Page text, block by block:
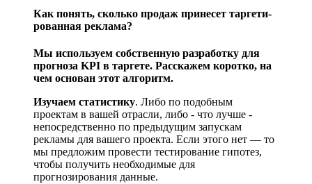
Как понять, сколь­ко про­даж при­не­сет тар­ге­ти­
ро­ван­ная реклама?
Мы используем собственную разработку для
прогноза KPI в таргете. Расскажем коротко, на
чем основан этот алгоритм.
Изучаем статистику. Либо по подобным
проектам в вашей отрасли, либо - что лучше -
непосредственно по предыдущим запускам
рекламы для вашего проекта. Если этого нет — то
мы предложим провести тестирование гипотез,
чтобы получить необходимые для
прогнозирования данные.